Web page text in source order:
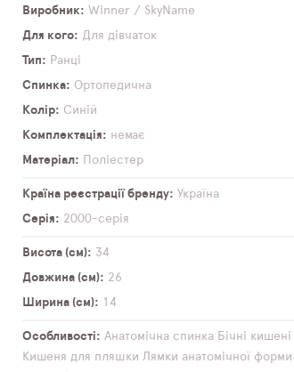
Виробник
Winner / SkyName
Для кого
Для дівчаток
Тип
Ранці
Спинка
Ортопедична
Колір
Синій
Комплектація
немає
Матеріал
Поліестер
Країна реєстрації бренду
Україна
Серія
2000-серія
Висота (см)
34
Довжина (см)
26
Ширина (см)
14
Особливості Анатомічна спинка Бічні кишені
Кишеня для пляшки Лямки анатомічної форми